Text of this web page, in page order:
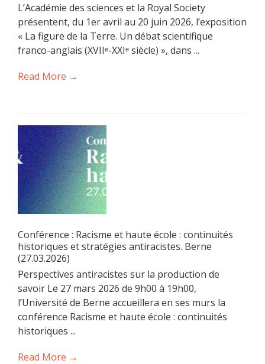
L’Académie des sciences et la Royal Society
présentent, du 1er avril au 20 juin 2026, l’exposition
« La figure de la Terre. Un débat scientifique
franco-anglais (XVIIᵉ-XXIᵉ siècle) », dans ...
Read More →
Conférence : Racisme et haute école : continuités
historiques et stratégies antiracistes. Berne
(27.03.2026)
Perspectives antiracistes sur la production de
savoir Le 27 mars 2026 de 9h00 à 19h00,
l’Université de Berne accueillera en ses murs la
conférence Racisme et haute école : continuités
historiques ...
Read More →